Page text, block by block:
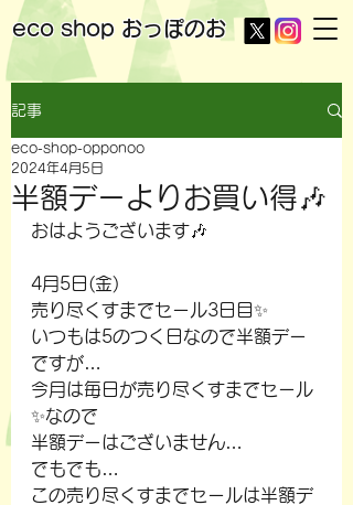
eco shop おっぽのお
記事
半額デーよりお買い得🎶
eco-shop-opponoo
2024年4月5日
おはようございます🎶
4月5日(金)
売り尽くすまでセール3日目✨
いつもは5のつく日なので半額デー
ですが…
今月は毎日が売り尽くすまでセール
✨なので
半額デーはございません…
でもでも…
この売り尽くすまでセールは半額デ